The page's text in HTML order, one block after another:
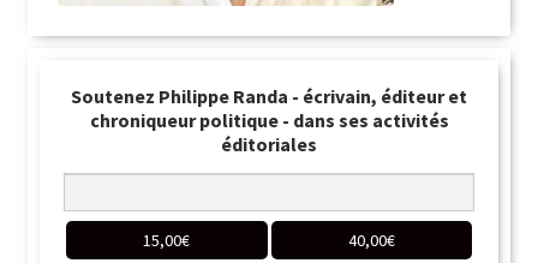
Soutenez Philippe Randa - écrivain, éditeur et
chroniqueur politique - dans ses activités
éditoriales
15,00€ 40,00€